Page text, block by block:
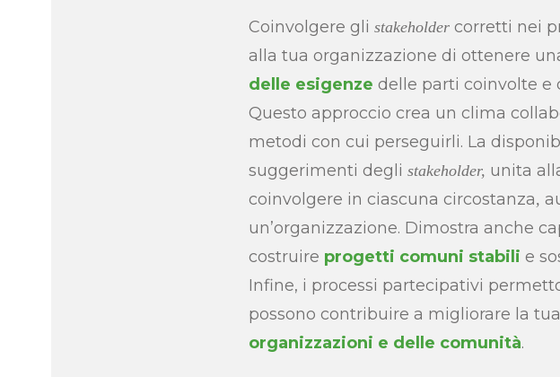
Coinvolgere gli stakeholder corretti nei
alla tua organizzazione di ottenere
delle esigenze delle parti coinvolte e
Questo approccio crea un clima
metodi con cui perseguirli. La
suggerimenti degli stakeholder, unita
coinvolgere in ciascuna circostanza,
un’organizzazione. Dimostra anche
costruire progetti comuni stabili e
Infine, i processi partecipativi
possono contribuire a migliorare la tua
organizzazioni e delle comunità.